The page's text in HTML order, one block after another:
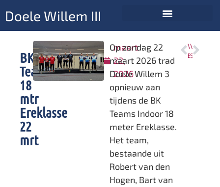
Doele Willem III
BK
Teams
18
mtr
Ereklasse
22
mrt
maart
22,
2026
Op zondag 22
maart 2026 trad
Doele Willem 3
opnieuw aan
tijdens de BK
Teams Indoor 18
meter Ereklasse.
Het team,
bestaande uit
Robert van den
Hogen, Bart van
VORIGE
BK’s zaterdag en zondag 14 en 15 maart
VOLGENDE
Succesvol Rayonkampioenschap voor Doele Willem III